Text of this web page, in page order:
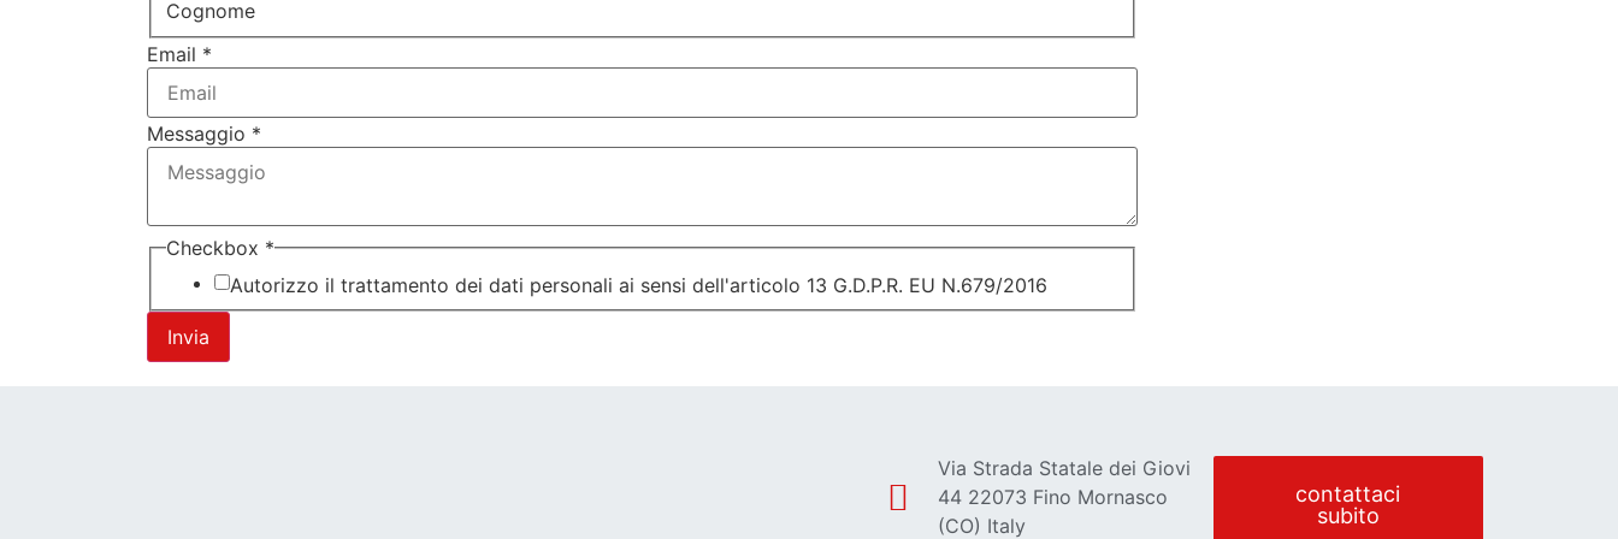
Cognome
Email *
Messaggio *
Checkbox *
Autorizzo il trattamento dei dati personali ai sensi dell'articolo 13 G.D.P.R. EU N.679/2016
Invia
Via Strada Statale dei Giovi
44 22073 Fino Mornasco
(CO) Italy
contattaci
subito